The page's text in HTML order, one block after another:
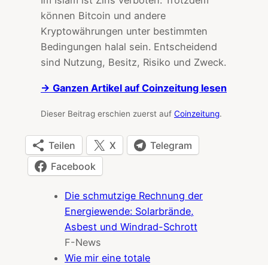
können Bitcoin und andere
Kryptowährungen unter bestimmten
Bedingungen halal sein. Entscheidend
sind Nutzung, Besitz, Risiko und Zweck.
→ Ganzen Artikel auf Coinzeitung lesen
Dieser Beitrag erschien zuerst auf Coinzeitung.
Teilen X
Telegram
Facebook
Die schmutzige Rechnung der
Energiewende: Solarbrände,
Asbest und Windrad-Schrott
F-News
Wie mir eine totale